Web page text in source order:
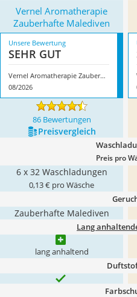
Vernel Aromatherapie
Zauberhafte Malediven
Unsere Bewertung
SEHR GUT
Vernel Aromatherapie Zauberhafte Malediven
08/2026
86 Bewertungen
Preis­vergleich
Preis pro
6 x 32 Waschladungen
0,13 € pro Wäsche
Zauberhafte Malediven
Lang
lang anhaltend